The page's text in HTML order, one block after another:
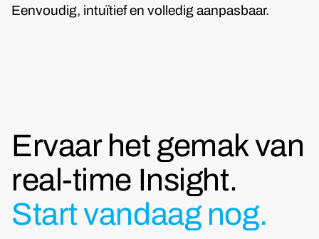
Eenvoudig, intuïtief en volledig aanpasbaar.
Ervaar het gemak van
real-time Insight.
Start vandaag nog.